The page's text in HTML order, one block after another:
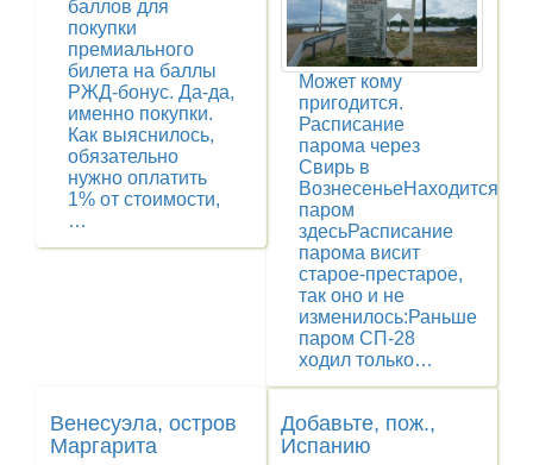
баллов для
покупки
премиального
билета на баллы
РЖД-бонус. Да-да,
именно покупки.
Как выяснилось,
обязательно
нужно оплатить
1% от стоимости,
…
Может кому
пригодится.
Расписание
парома через
Свирь в
ВознесеньеНаходится
паром
здесьРасписание
парома висит
старое-престарое,
так оно и не
изменилось:Раньше
паром СП-28
ходил только…
Венесуэла, остров
Маргарита
Добавьте, пож.,
Испанию